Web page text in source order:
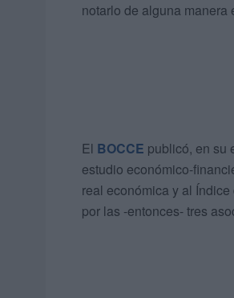
notarlo de alguna manera
El BOCCE publicó, en su
estudio económico-
real económica y al
por las -entonces- tres